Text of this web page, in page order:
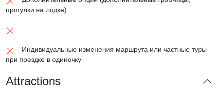
прогулки на лодке)
Индивидуальные изменения маршрута или частные туры
при поездке в одиночку
Attractions